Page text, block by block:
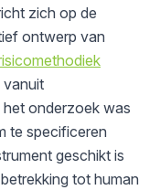
zich op de
ontwerp van
vanuit
onderzoek was
te specificeren
geschikt is
tot human